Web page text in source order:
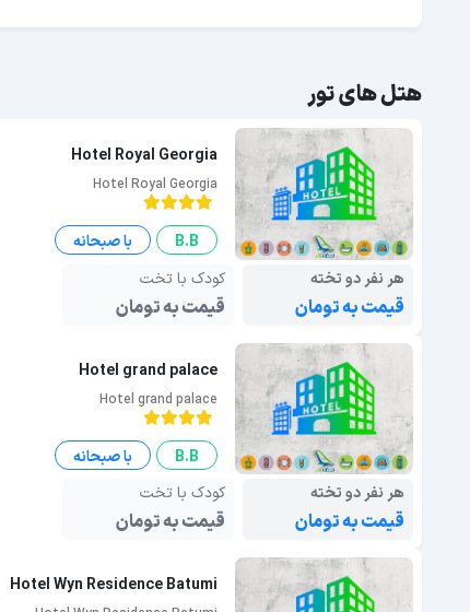
هتل های تور
Hotel Royal Georgia
Hotel Royal Georgia
B.B
با صبحانه
هر نفر دو تخته
قیمت به تومان
کودک با تخت
قیمت به تومان
Hotel grand palace
Hotel grand palace
B.B
با صبحانه
هر نفر دو تخته
قیمت به تومان
کودک با تخت
قیمت به تومان
Hotel Wyn Residence Batumi